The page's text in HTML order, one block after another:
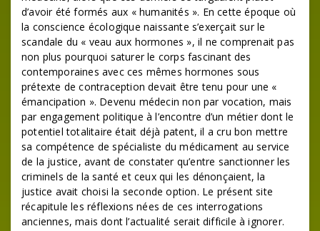
d’avoir été formés aux « humanités ». En cette époque où
la conscience écologique naissante s’exerçait sur le
scandale du « veau aux hormones », il ne comprenait pas
non plus pourquoi saturer le corps fascinant des
contemporaines avec ces mêmes hormones sous
prétexte de contraception devait être tenu pour une «
émancipation ». Devenu médecin non par vocation, mais
par engagement politique à l’encontre d’un métier dont le
potentiel totalitaire était déjà patent, il a cru bon mettre
sa compétence de spécialiste du médicament au service
de la justice, avant de constater qu’entre sanctionner les
criminels de la santé et ceux qui les dénonçaient, la
justice avait choisi la seconde option. Le présent site
récapitule les réflexions nées de ces interrogations
anciennes, mais dont l’actualité serait difficile à ignorer.